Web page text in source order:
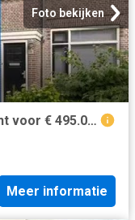
Foto bekijken
Huis te koop Kerkweg 15 in Utrecht voor € 495.000
Meer informatie